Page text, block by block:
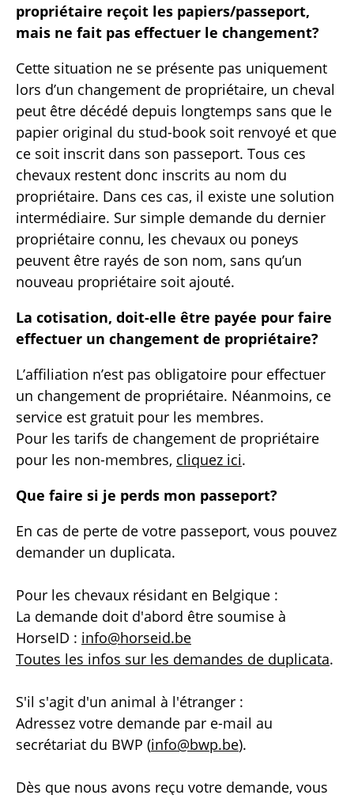
propriétaire reçoit les papiers/passeport,
mais ne fait pas effectuer le changement?
Cette situation ne se présente pas uniquement
lors d’un changement de propriétaire, un cheval
peut être décédé depuis longtemps sans que le
papier original du stud-book soit renvoyé et que
ce soit inscrit dans son passeport. Tous ces
chevaux restent donc inscrits au nom du
propriétaire. Dans ces cas, il existe une solution
intermédiaire. Sur simple demande du dernier
propriétaire connu, les chevaux ou poneys
peuvent être rayés de son nom, sans qu’un
nouveau propriétaire soit ajouté.
La cotisation, doit-elle être payée pour faire
effectuer un changement de propriétaire?
L’affiliation n’est pas obligatoire pour effectuer
un changement de propriétaire. Néanmoins, ce
service est gratuit pour les membres.
Pour les tarifs de changement de propriétaire
pour les non-membres, cliquez ici.
Que faire si je perds mon passeport?
En cas de perte de votre passeport, vous pouvez
demander un duplicata.
Pour les chevaux résidant en Belgique :
La demande doit d'abord être soumise à
HorseID : info@horseid.be
Toutes les infos sur les demandes de duplicata.
S'il s'agit d'un animal à l'étranger :
Adressez votre demande par e-mail au
secrétariat du BWP (info@bwp.be).
Dès que nous avons reçu votre demande, vous